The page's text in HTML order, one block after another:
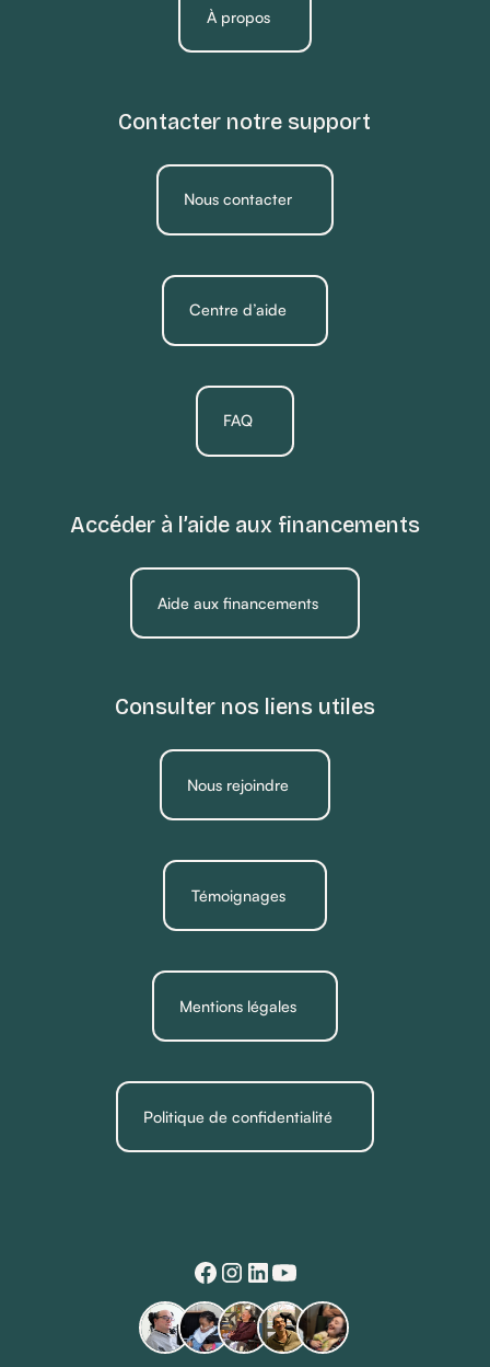
À propos
Contacter notre support
Nous contacter
Centre d’aide
FAQ
Accéder à l’aide aux financements
Aide aux financements
Consulter nos liens utiles
Nous rejoindre
Témoignages
Mentions légales
Politique de confidentialité